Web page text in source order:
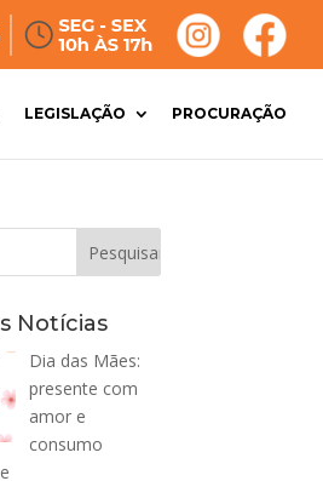
LEGISLAÇÃO PROCURAÇÃO
Notícias
Dia das Mães:
presente com
amor e
consumo